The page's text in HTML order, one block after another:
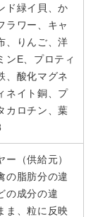
ド緑イ貝、か
ラワー、キャ
、りんご、洋
ンE、プロティ
、酸化マグネ
ネイト銅、プ
カロチン、葉
（供給元）
の脂肪分の違
の成分の違
ま、粒に反映